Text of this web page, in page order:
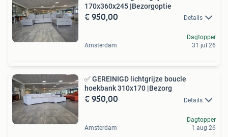
170x360x245 |Bezorgoptie
€ 950,00 Details
Amsterdam
Dagtopper
31 jul 26
✅️️️️️ GEREINIGD lichtgrijze boucle
hoekbank 310x170 |Bezorg
€ 950,00 Details
Amsterdam
Dagtopper
1 aug 26